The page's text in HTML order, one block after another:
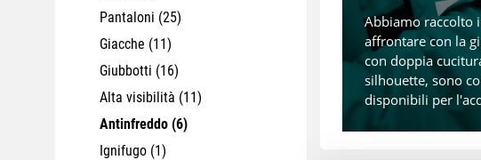
Pantaloni (25)
Giacche (11)
Giubbotti (16)
Alta visibilità (11)
Antinfreddo (6)
Ignifugo (1)
Abbiamo raccolto
affrontare con la
con doppia
silhouette, sono
disponibili per